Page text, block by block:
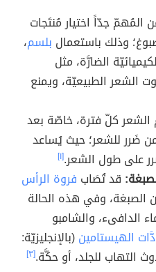
المُهمّ جدّاً اختيار مُنتَجات
وذلك باستعمال بلسم،
الضارَّة، مثل
الشعر الطبيعيّة، ويمنع
كلّ فترة، خاصّة بعد
ضَرر للشعر؛ حيث يُساعد
على طول الشعر.[١]
قد تُصَاب فروة الرأس
وفي هذه الحالة
الدافىء، والشامبو
الهيستامين(بالإنجليزيّة:
[٣]